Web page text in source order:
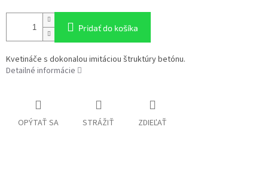
Pridať do košíka
Kvetináče s dokonalou imitáciou štruktúry betónu.
Detailné informácie
OPÝTAŤ SA STRÁŽIŤ ZDIEĽAŤ